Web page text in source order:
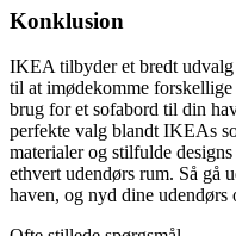
Konklusion
IKEA tilbyder et bredt udvalg
til at imødekomme
brug for et sofabord til din
perfekte valg blandt IKEAs
materialer og stilfulde
ethvert udendørs rum. Så gå
haven, og nyd dine